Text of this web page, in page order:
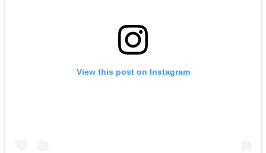
View this post on Instagram